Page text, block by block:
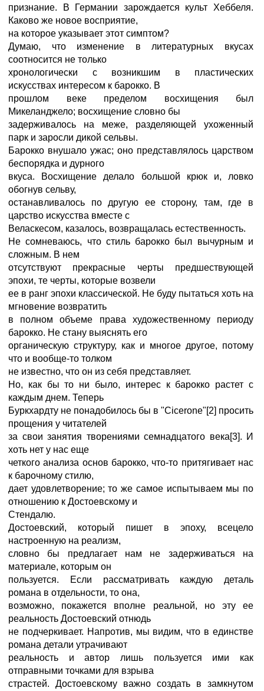
признание. В Германии зарождается культ Хеббеля.
Каково же новое восприятие,
на которое указывает этот симптом?
Думаю, что изменение в литературных вкусах
соотносится не только
хронологически с возникшим в пластических
искусствах интересом к барокко. В
прошлом веке пределом восхищения был
Микеланджело; восхищение словно бы
задерживалось на меже, разделяющей ухоженный
парк и заросли дикой сельвы.
Барокко внушало ужас; оно представлялось царством
беспорядка и дурного
вкуса. Восхищение делало большой крюк и, ловко
обогнув сельву,
останавливалось по другую ее сторону, там, где в
царство искусства вместе с
Веласкесом, казалось, возвращалась естественность.
Не сомневаюсь, что стиль барокко был вычурным и
сложным. В нем
отсутствуют прекрасные черты предшествующей
эпохи, те черты, которые возвели
ее в ранг эпохи классической. Не буду пытаться хоть на
мгновение возвратить
в полном объеме права художественному периоду
барокко. Не стану выяснять его
органическую структуру, как и многое другое, потому
что и вообще-то толком
не известно, что он из себя представляет.
Но, как бы то ни было, интерес к барокко растет с
каждым днем. Теперь
Буркхардту не понадобилось бы в "Cicerone"[2] просить
прощения у читателей
за свои занятия творениями семнадцатого века[3]. И
хоть нет у нас еще
четкого анализа основ барокко, что-то притягивает нас
к барочному стилю,
дает удовлетворение; то же самое испытываем мы по
отношению к Достоевскому и
Стендалю.
Достоевский, который пишет в эпоху, всецело
настроенную на реализм,
словно бы предлагает нам не задерживаться на
материале, которым он
пользуется. Если рассматривать каждую деталь
романа в отдельности, то она,
возможно, покажется вполне реальной, но эту ее
реальность Достоевский отнюдь
не подчеркивает. Напротив, мы видим, что в единстве
романа детали утрачивают
реальность и автор лишь пользуется ими как
отправными точками для взрыва
страстей. Достоевскому важно создать в замкнутом